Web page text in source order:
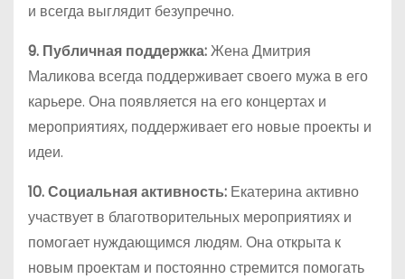
и всегда выглядит безупречно.
9. Публичная поддержка:Жена Дмитрия
Маликова всегда поддерживает своего мужа в его
карьере. Она появляется на его концертах и
мероприятиях, поддерживает его новые проекты и
идеи.
10. Социальная активность: Екатерина активно
участвует в благотворительных мероприятиях и
помогает нуждающимся людям. Она открыта к
новым проектам и постоянно стремится помогать